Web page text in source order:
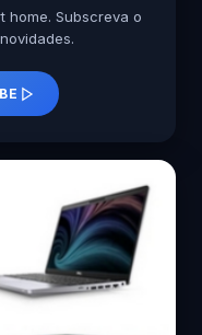
home. Subscreva o